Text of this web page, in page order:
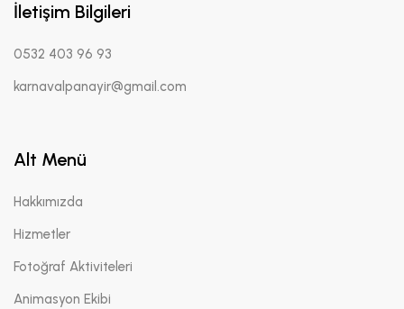
İletişim Bilgileri
0532 403 96 93
karnavalpanayir@gmail.com
Alt Menü
Hakkımızda
Hizmetler
Fotoğraf Aktiviteleri
Animasyon Ekibi